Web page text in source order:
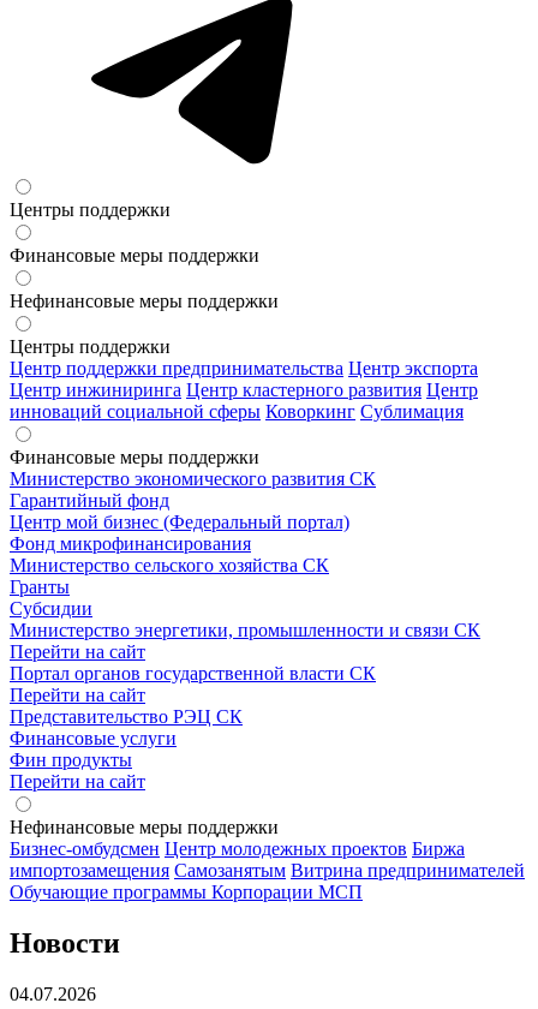
Центры поддержки
Финансовые меры поддержки
Нефинансовые меры поддержки
Центры поддержки
Центр поддержки предпринимательства Центр экспорта
Центр инжиниринга Центр кластерного развития Центр
инноваций социальной сферы Коворкинг Сублимация
Финансовые меры поддержки
Министерство экономического развития СК
Гарантийный фонд
Центр мой бизнес (Федеральный портал)
Фонд микрофинансирования
Министерство сельского хозяйства СК
Гранты
Субсидии
Министерство энергетики, промышленности и связи СК
Перейти на сайт
Портал органов государственной власти СК
Перейти на сайт
Представительство РЭЦ СК
Финансовые услуги
Фин продукты
Перейти на сайт
Нефинансовые меры поддержки
Бизнес-омбудсмен Центр молодежных проектов Биржа
импортозамещения Cамозанятым Витрина предпринимателей
Обучающие программы Корпорации МСП
Новости
04.07.2026